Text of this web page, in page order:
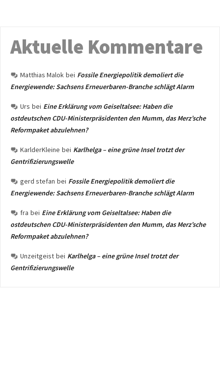
Aktuelle Kommentare
Matthias Malok bei Fossile Energiepolitik demoliert die
Energiewende: Sachsens Erneuerbaren-Branche schlägt Alarm
Urs bei Eine Erklärung vom Geiseltalsee: Haben die
ostdeutschen CDU-Ministerpräsidenten den Mumm, das Merz’sche
Reformpaket abzulehnen?
KarlderKleine bei Karlhelga – eine grüne Insel trotzt der
Gentrifizierungswelle
gerd stefan bei Fossile Energiepolitik demoliert die
Energiewende: Sachsens Erneuerbaren-Branche schlägt Alarm
fra bei Eine Erklärung vom Geiseltalsee: Haben die
ostdeutschen CDU-Ministerpräsidenten den Mumm, das Merz’sche
Reformpaket abzulehnen?
Unzeitgeist bei Karlhelga – eine grüne Insel trotzt der
Gentrifizierungswelle